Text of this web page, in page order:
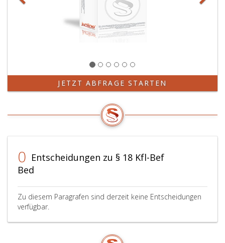
JETZT ABFRAGE STARTEN
0 Entscheidungen zu § 18 Kfl-Bef
Bed
Zu diesem Paragrafen sind derzeit keine Entscheidungen
verfügbar.